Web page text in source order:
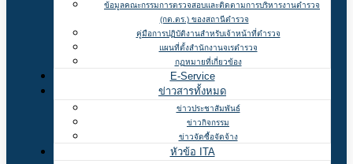
ข้อมูลคณะกรรมการตรวจสอบและติดตามการบริหารงานตำรวจ
(กต.ตร.) ของสถานีตำรวจ
คู่มือการปฏิบัติงานสำหรับเจ้าหน้าที่ตำรวจ
แผนที่ตั้งสำนักงานจเรตำรวจ
กฏหมายที่เกี่ยวข้อง
E-Service
ข่าวสารทั้งหมด
ข่าวประชาสัมพันธ์
ข่าวกิจกรรม
ข่าวจัดซื้อจัดจ้าง
หัวข้อ ITA